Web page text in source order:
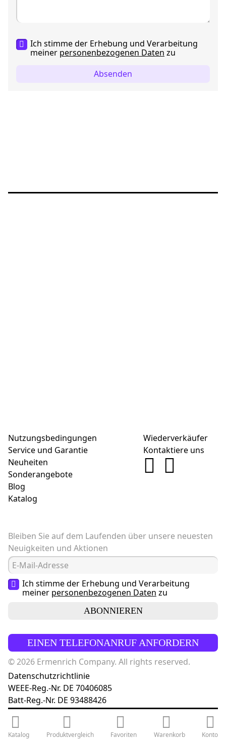
Katalog Produktvergleich Favoriten Warenkorb Konto
Ich stimme der Erhebung und Verarbeitung
meiner personenbezogenen Daten zu
Absenden
Nutzungsbedingungen
Service und Garantie
Neuheiten
Sonderangebote
Blog
Katalog
Wiederverkäufer
Kontaktiere uns
Bleiben Sie auf dem Laufenden über unsere neuesten
Neuigkeiten und Aktionen
Ich stimme der Erhebung und Verarbeitung
meiner personenbezogenen Daten zu
ABONNIEREN
EINEN TELEFONANRUF ANFORDERN
© 2026 Ermenrich Company. All rights reserved.
Datenschutzrichtlinie
WEEE-Reg.-Nr. DE 70406085
Batt-Reg.-Nr. DE 93488426